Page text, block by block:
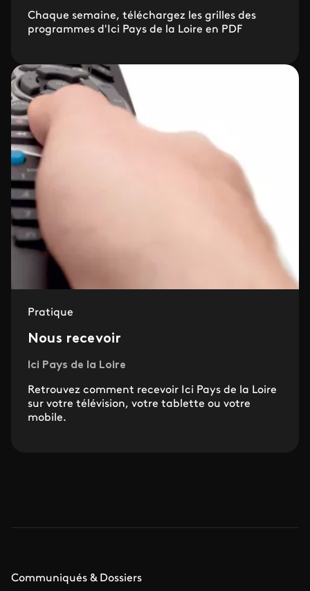
Chaque semaine, téléchargez les grilles des
programmes d'Ici Pays de la Loire en PDF
Pratique
Nous recevoir
Ici Pays de la Loire
Retrouvez comment recevoir Ici Pays de la Loire
sur votre télévision, votre tablette ou votre
mobile.
Communiqués & Dossiers